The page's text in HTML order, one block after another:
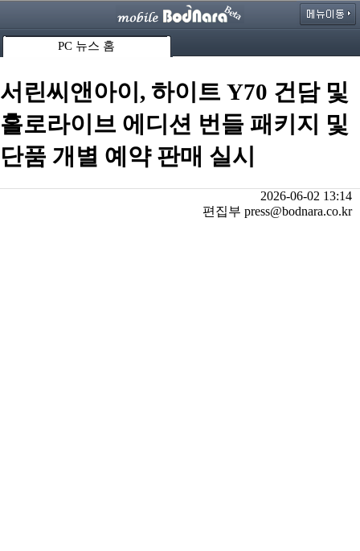
PC 뉴스 홈
서린씨앤아이, 하이트 Y70 건담 및
홀로라이브 에디션 번들 패키지 및
단품 개별 예약 판매 실시
2026-06-02 13:14
편집부 press@bodnara.co.kr